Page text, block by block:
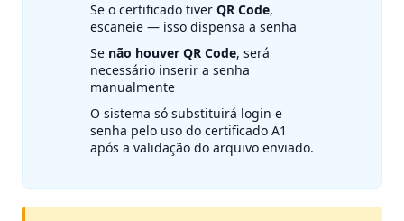
Se o certificado tiver QR Code,
escaneie — isso dispensa a senha
Se não houver QR Code, será
necessário inserir a senha
manualmente
O sistema só substituirá login e
senha pelo uso do certificado A1
após a validação do arquivo enviado.